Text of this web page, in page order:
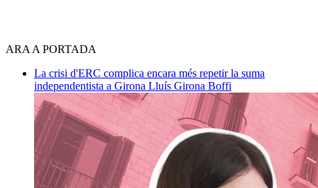
ARA A PORTADA
La crisi d'ERC complica encara més repetir la suma
independentista a Girona Lluís Girona Boffi